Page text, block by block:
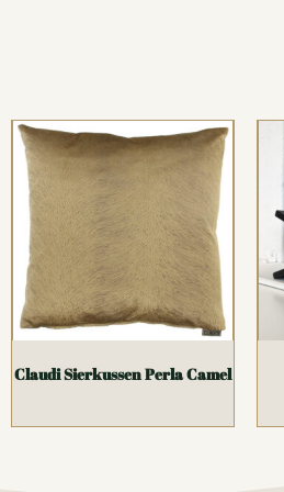
Claudi Sierkussen Perla Camel